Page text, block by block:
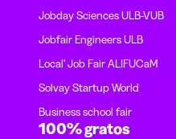
Jobday Sciences ULB-VUB
Jobfair Engineers ULB
Local' Job Fair ALIFUCaM
Solvay Startup World
Business school fair
100% gratos